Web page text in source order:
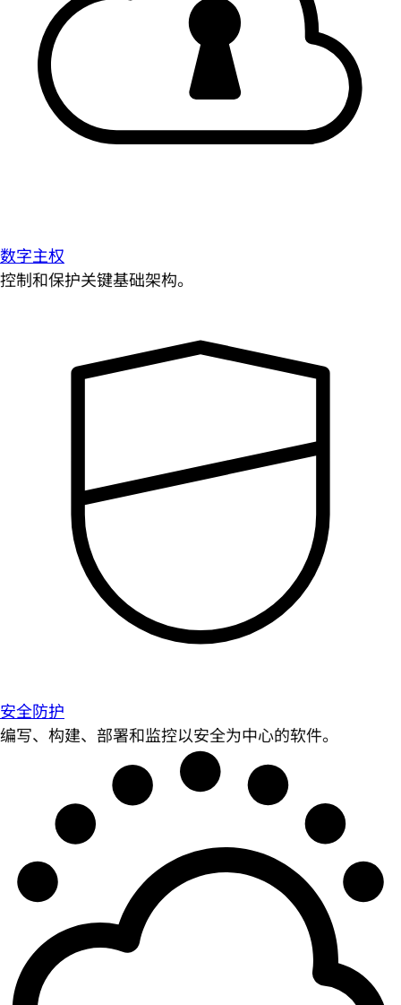
数字主权
控制和保护关键基础架构。
安全防护
编写、构建、部署和监控以安全为中心的软件。